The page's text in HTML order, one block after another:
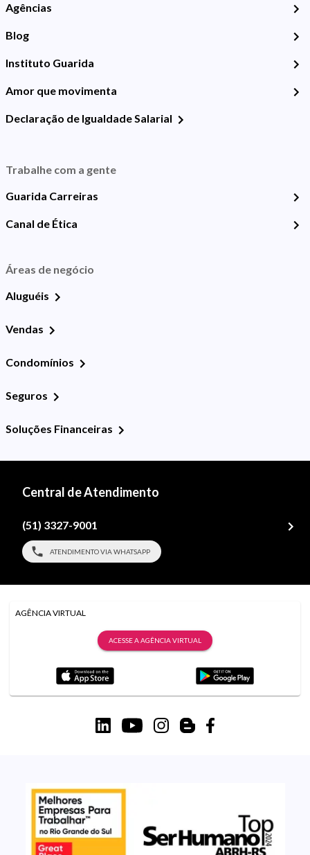
Agências
Blog
Instituto Guarida
Amor que movimenta
Declaração de Igualdade Salarial
Trabalhe com a gente
Guarida Carreiras
Canal de Ética
Áreas de negócio
Aluguéis
Vendas
Condomínios
Seguros
Soluções Financeiras
Central de Atendimento
(51) 3327-9001
ATENDIMENTO VIA WHATSAPP
AGÊNCIA VIRTUAL
ACESSE A AGÊNCIA VIRTUAL